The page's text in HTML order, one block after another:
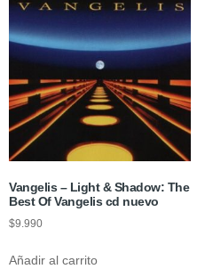
Vangelis – Light & Shadow: The
Best Of Vangelis cd nuevo
$9.990
Añadir al carrito